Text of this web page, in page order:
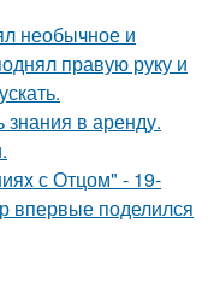
необычное и
правую руку и
в аренду.
с Отцом" - 19-
впервые поделился